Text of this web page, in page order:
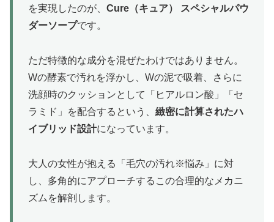
を実現したのが、 Cure（キュア） スペシャルパウ
ダーソープです。
ただ特徴的な成分を混ぜたわけではありません。
Wの酵素で汚れを浮かし、Wの泥で吸着、さらに
洗顔時のクッションとして「ヒアルロン酸」「セ
ラミド」を配合するという、 緻密に計算されたハ
イブリッド設計になっています。
大人の女性が抱える「毛穴の汚れ※悩み」に対
し、多角的にアプローチするこの合理的なメカニ
ズムを解剖します。